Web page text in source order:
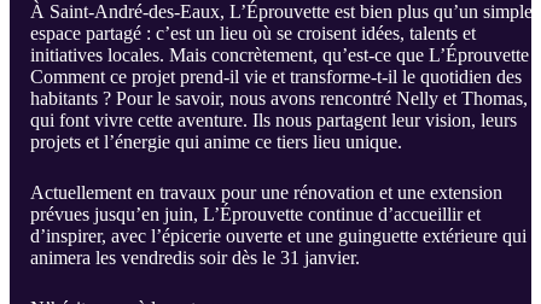
À Saint-André-des-Eaux, L’Éprouvette est bien plus qu’un simple
espace partagé : c’est un lieu où se croisent idées, talents et
initiatives locales. Mais concrètement, qu’est-ce que L’Éprouvette ?
Comment ce projet prend-il vie et transforme-t-il le quotidien des
habitants ? Pour le savoir, nous avons rencontré Nelly et Thomas,
qui font vivre cette aventure. Ils nous partagent leur vision, leurs
projets et l’énergie qui anime ce tiers lieu unique.
Actuellement en travaux pour une rénovation et une extension
prévues jusqu’en juin, L’Éprouvette continue d’accueillir et
d’inspirer, avec l’épicerie ouverte et une guinguette extérieure qui
animera les vendredis soir dès le 31 janvier.